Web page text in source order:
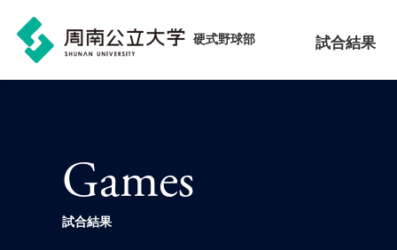
硬式野球部 試合結果
Games
試合結果